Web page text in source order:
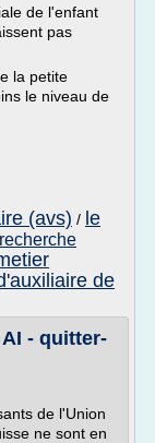
de l'enfant
pas
la petite
le niveau de
(avs) / le
recherche
de
- quitter-
de l'Union
ne sont en